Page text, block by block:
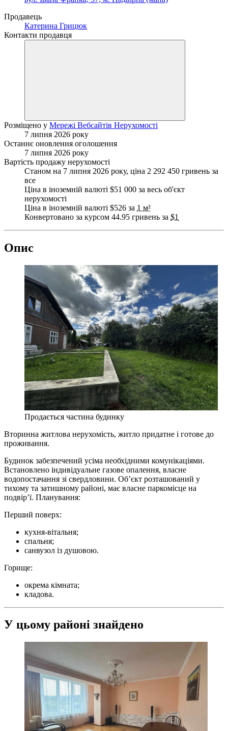
Продавець
Катерина Грицюк
Контакти продавця
Розміщено у Мережі Вебсайтів Нерухомості
7 липня 2026 року
Останнє оновлення оголошення
7 липня 2026 року
Вартість продажу нерухомості
Станом на 7 липня 2026 року, ціна 2 292 450 гривень за
все
Ціна в іноземній валюті $51 000 за весь об'єкт
нерухомості
Ціна в іноземній валюті $526 за 1 м²
Конвертовано за курсом 44.95 гривень за $1
Опис
Продається частина будинку
Вторинна житлова нерухомість, житло придатне і готове до
проживання.
Будинок забезпечений усіма необхідними комунікаціями.
Встановлено індивідуальне газове опалення, власне
водопостачання зі свердловини. Об’єкт розташований у
тихому та затишному районі, має власне паркомісце на
подвір’ї. Планування:
Перший поверх:
кухня-вітальня;
спальня;
санвузол із душовою.
Горище:
окрема кімната;
кладова.
У цьому районі знайдено